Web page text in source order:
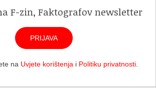
F-zin, Faktografov newsletter
PRIJAVA
na Uvjete korištenja i Politiku privatnosti.